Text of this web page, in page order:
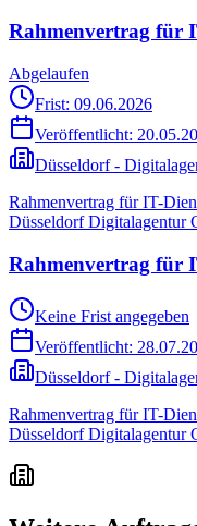
Rahmenvertrag für
Abgelaufen
Frist: 09.06.2026
Veröffentlicht:
Düsseldorf -
Rahmenvertrag für IT-
Düsseldorf Digitalagentur
Rahmenvertrag für
Keine Frist angegeben
Veröffentlicht:
Düsseldorf -
Rahmenvertrag für IT-
Düsseldorf Digitalagentur